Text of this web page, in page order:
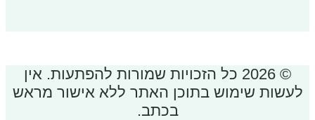
© 2026 כל הזכויות שמורות להפתעות. אין
לעשות שימוש בתוכן האתר ללא אישור מראש
בכתב.